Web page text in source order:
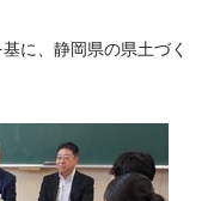
に、静岡県の県土づく